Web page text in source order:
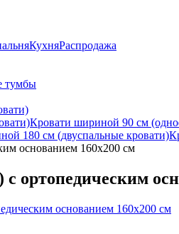
КухняРаспродажа
тумбы
Кровати шириной 90 см
180 см (двуспальные кровати)
основанием 160x200 см
ортопедическим